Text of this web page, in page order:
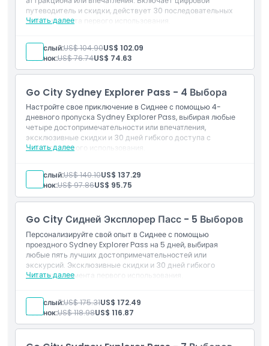
Включено
Политика в отношении детей и взрослых
Исключения
Не подходит для
Местоположение
Политика отмены
путеводитель и скидки, действует 30 последовательных
дней с момента первого использования.
Читать далее
Вход на любые 3 аттракциона или впечатления в
Сиднее
Действительно в течение 30 дней с первого
использования
Взрослый:US$ 104.90US$ 102.09
Ребенок:US$ 76.74US$ 74.63
Go City Sydney Explorer Pass - 4 Выбора
Настройте свое приключение в Сиднее с помощью 4-
дневного пропуска Sydney Explorer Pass, выбирая любые
четыре достопримечательности или впечатления,
эксклюзивные скидки и 30 дней гибкого доступа с
момента первого использования.
Читать далее
Вход в любые 4 достопримечательности или
впечатления в Сиднее
Действительно в течение 30 дней с момента первого
использования
Взрослый:US$ 140.10US$ 137.29
Ребенок:US$ 97.86US$ 95.75
Go City Сидней Эксплорер Пасс - 5 Выборов
Персонализируйте свой опыт в Сиднее с помощью
проездного Sydney Explorer Pass на 5 дней, выбирая
любые пять лучших достопримечательностей или
экскурсий. Эксклюзивные скидки и 30 дней гибкого
доступа с момента первого использования.
Читать далее
Вход на любые 5 достопримечательностей или
мероприятий в Сиднее
Действительно в течение 30 дней с момента первого
использования
Взрослый:US$ 175.31US$ 172.49
Ребенок:US$ 118.98US$ 116.87